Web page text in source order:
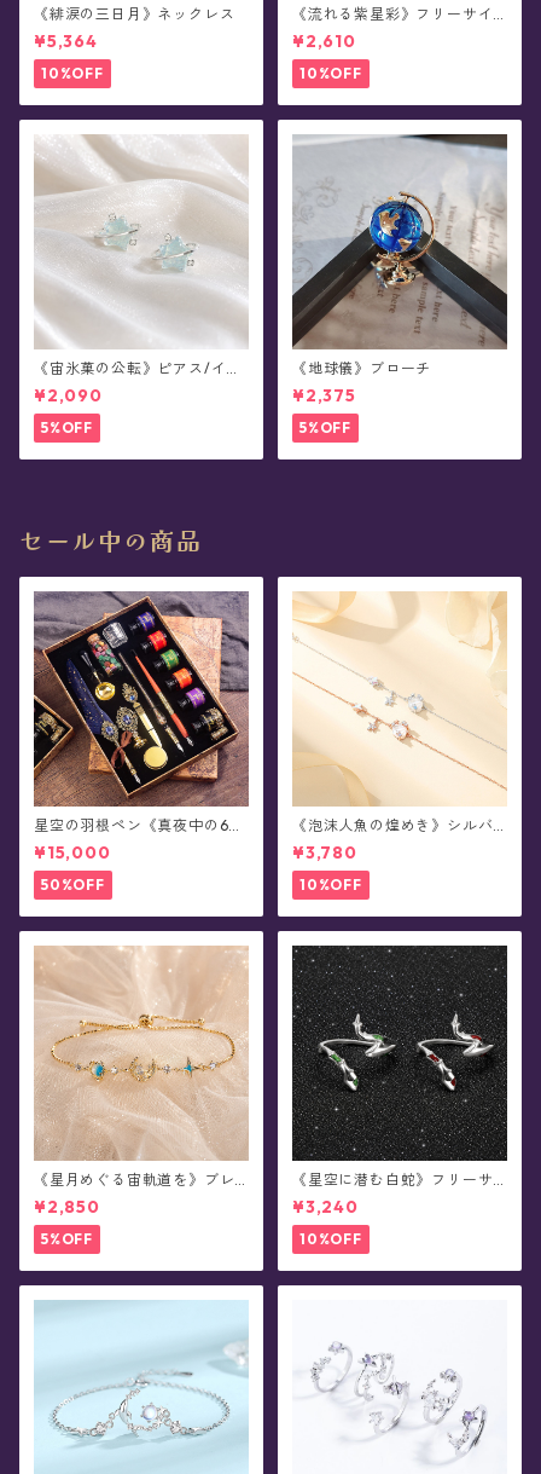
《緋涙の三日月》ネックレス
¥5,364
10%OFF
《流れる紫星彩》フリーサイ
ズ・リング
¥2,610
10%OFF
《宙氷菓の公転》ピアス/イヤ
リング
¥2,090
5%OFF
《地球儀》ブローチ
¥2,375
5%OFF
セール中の商品
星空の羽根ペン《真夜中の6彩
星魔法団》ガラスペン・イン
クセット(シーリングスタンプ
付き/全8色)0011
¥15,000
50%OFF
《泡沫人魚の煌めき》シルバ
ーブレスレット
¥3,780
10%OFF
《星月めぐる宙軌道を》ブレ
スレット
¥2,850
5%OFF
《星空に潜む白蛇》フリーサ
イズ・リング
¥3,240
10%OFF